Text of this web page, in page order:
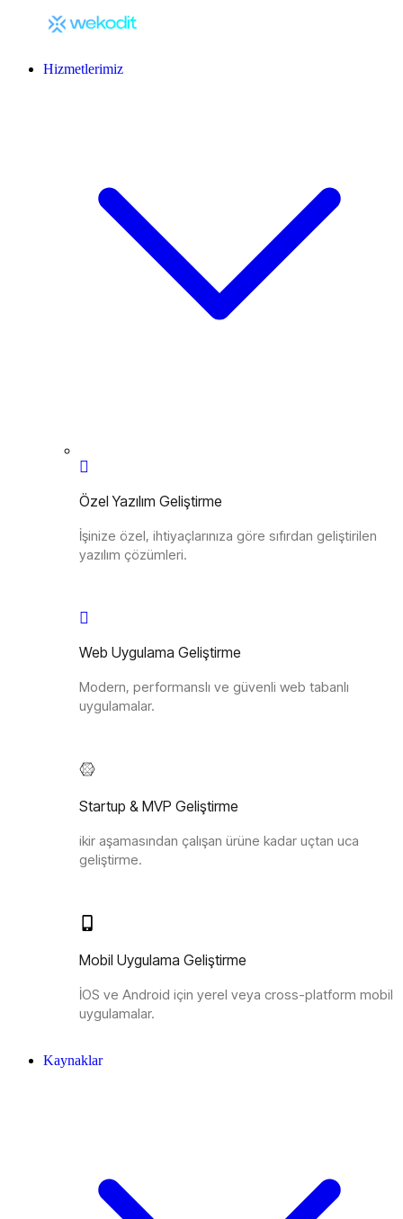
Hizmetlerimiz
Özel Yazılım Geliştirme
İşinize özel, ihtiyaçlarınıza göre sıfırdan geliştirilen
yazılım çözümleri.
Web Uygulama Geliştirme
Modern, performanslı ve güvenli web tabanlı
uygulamalar.
Startup & MVP Geliştirme
ikir aşamasından çalışan ürüne kadar uçtan uca
geliştirme.
Mobil Uygulama Geliştirme
İOS ve Android için yerel veya cross-platform mobil
uygulamalar.
Kaynaklar